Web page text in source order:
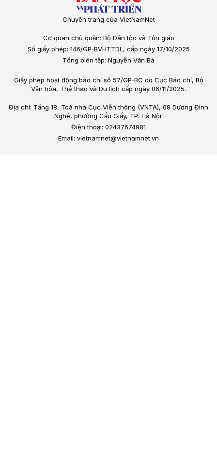
Chuyên trang của VietNamNet
Cơ quan chủ quản: Bộ Dân tộc và Tôn giáo
Số giấy phép: 146/GP-BVHTTDL, cấp ngày 17/10/2025
Tổng biên tập: Nguyễn Văn Bá
Giấy phép hoạt động báo chí số 57/GP-BC do Cục Báo chí, Bộ
Văn hóa, Thể thao và Du lịch cấp ngày 06/11/2025.
Địa chỉ: Tầng 18, Toà nhà Cục Viễn thông (VNTA), 68 Dương Đình
Nghệ, phường Cầu Giấy, TP. Hà Nội.
Điện thoại: 02437674981
Email: vietnamnet@vietnamnet.vn